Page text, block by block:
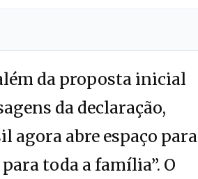
da proposta inicial
da declaração,
agora abre espaço para
toda a família”. O